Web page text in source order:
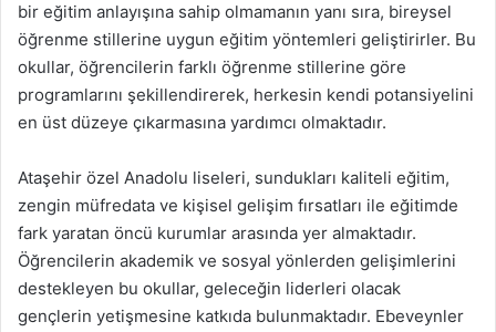
bir eğitim anlayışına sahip olmamanın yanı sıra, bireysel
öğrenme stillerine uygun eğitim yöntemleri geliştirirler. Bu
okullar, öğrencilerin farklı öğrenme stillerine göre
programlarını şekillendirerek, herkesin kendi potansiyelini
en üst düzeye çıkarmasına yardımcı olmaktadır.
Ataşehir özel Anadolu liseleri, sundukları kaliteli eğitim,
zengin müfredata ve kişisel gelişim fırsatları ile eğitimde
fark yaratan öncü kurumlar arasında yer almaktadır.
Öğrencilerin akademik ve sosyal yönlerden gelişimlerini
destekleyen bu okullar, geleceğin liderleri olacak
gençlerin yetişmesine katkıda bulunmaktadır. Ebeveynler